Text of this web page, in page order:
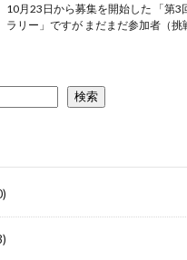
10月23日から募集を開始した 「第3
ラリー」ですが まだまだ参加者（
検索